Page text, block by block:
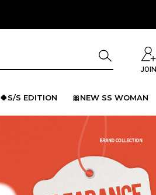
JOIN
🍀S/S EDITION 🎀NEW SS WOMAN